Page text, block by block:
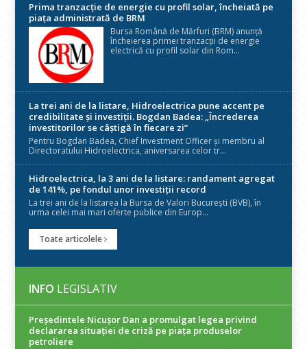
Prima tranzacție de energie cu profil solar, încheiată pe
piața administrată de BRM
Bursa Română de Mărfuri (BRM) anunță
încheierea primei tranzacții de energie
electrică cu profil solar din Rom...
La trei ani de la listare, Hidroelectrica pune accent pe
credibilitate și investiții. Bogdan Badea: „Încrederea
investitorilor se câștigă în fiecare zi”
Pentru Bogdan Badea, Chief Investment Officer și membru al
Directoratului Hidroelectrica, aniversarea celor tr...
Hidroelectrica, la 3 ani de la listare: randament agregat
de 141%, pe fondul unor investiții record
La trei ani de la listarea la Bursa de Valori București (BVB), în
urma celei mai mari oferte publice din Europ...
Toate articolele
INFO LEGISLATIV
Președintele Nicuşor Dan a promulgat legea privind
declararea situaţiei de criză pe piaţa produselor
petroliere